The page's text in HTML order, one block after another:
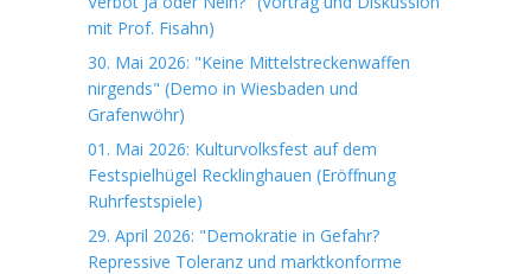
mit Prof. Fisahn)
30. Mai 2026: "Keine Mittelstreckenwaffen
nirgends" (Demo in Wiesbaden und
Grafenwöhr)
01. Mai 2026: Kulturvolksfest auf dem
Festspielhügel Recklinghauen (Eröffnung
Ruhrfestspiele)
29. April 2026: "Demokratie in Gefahr?
Repressive Toleranz und marktkonforme